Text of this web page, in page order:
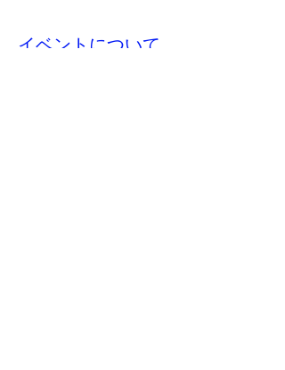
イベントについて